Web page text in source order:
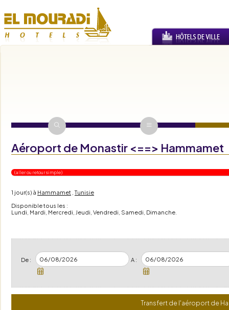
Aéroport de Monastir <==> Hammamet
( aller ou retour simple )
1 jour(s) à Hammamet ,Tunisie
Disponible tous les :
Lundi, Mardi, Mercredi, Jeudi, Vendredi, Samedi, Dimanche.
De : A :
Transfert de l'aéroport de